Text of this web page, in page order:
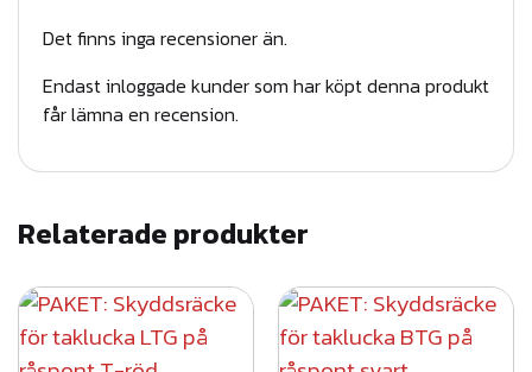
Det finns inga recensioner än.
Endast inloggade kunder som har köpt denna produkt
får lämna en recension.
Relaterade produkter